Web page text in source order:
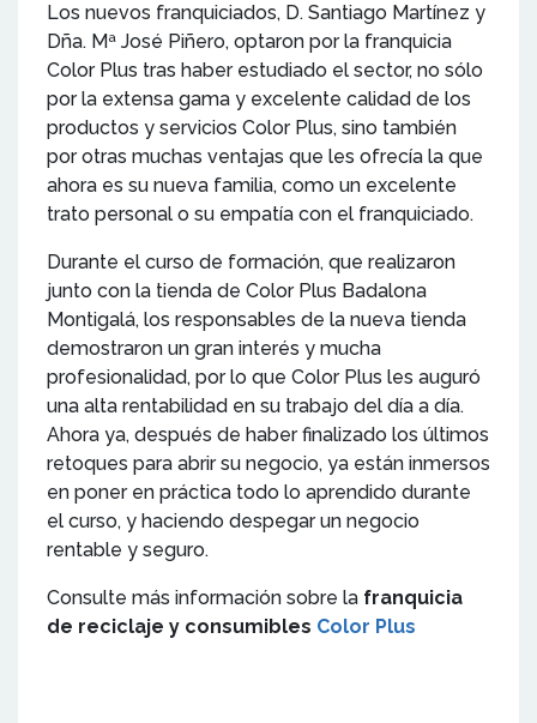
Los nuevos franquiciados, D. Santiago Martínez y
Dña. Mª José Piñero, optaron por la franquicia
Color Plus tras haber estudiado el sector, no sólo
por la extensa gama y excelente calidad de los
productos y servicios Color Plus, sino también
por otras muchas ventajas que les ofrecía la que
ahora es su nueva familia, como un excelente
trato personal o su empatía con el franquiciado.
Durante el curso de formación, que realizaron
junto con la tienda de Color Plus Badalona
Montigalá, los responsables de la nueva tienda
demostraron un gran interés y mucha
profesionalidad, por lo que Color Plus les auguró
una alta rentabilidad en su trabajo del día a día.
Ahora ya, después de haber finalizado los últimos
retoques para abrir su negocio, ya están inmersos
en poner en práctica todo lo aprendido durante
el curso, y haciendo despegar un negocio
rentable y seguro.
Consulte más información sobre la franquicia
de reciclaje y consumibles Color Plus